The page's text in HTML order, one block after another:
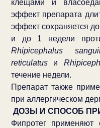
клещами и
эффект препарата
эффект сохраняется
и до 1 недели
Rhipicephalus
reticulatus и
течение недели.
Препарат также
при аллергическом
ДОЗЫ И СПОСОБ
Фипротег применяют